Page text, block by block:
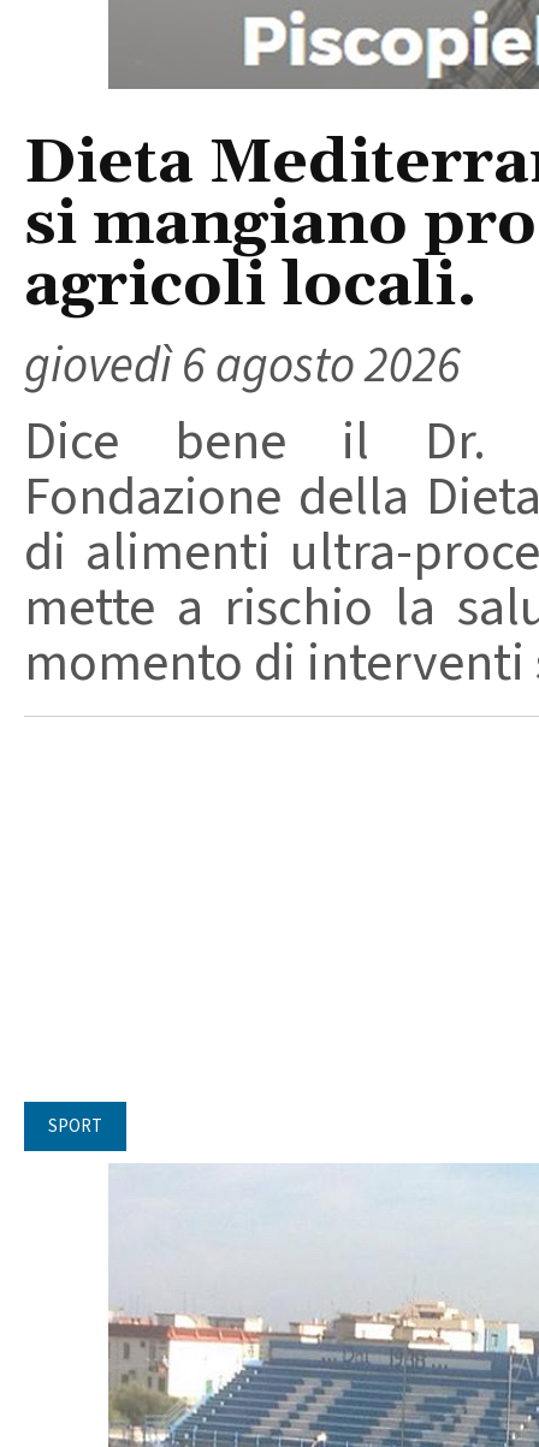
Dieta
si mangiano
agricoli locali.
giovedì 6 agosto 2026
Dice bene il Dr.
Fondazione della
di alimenti ultra-
mette a rischio la
momento di
SPORT